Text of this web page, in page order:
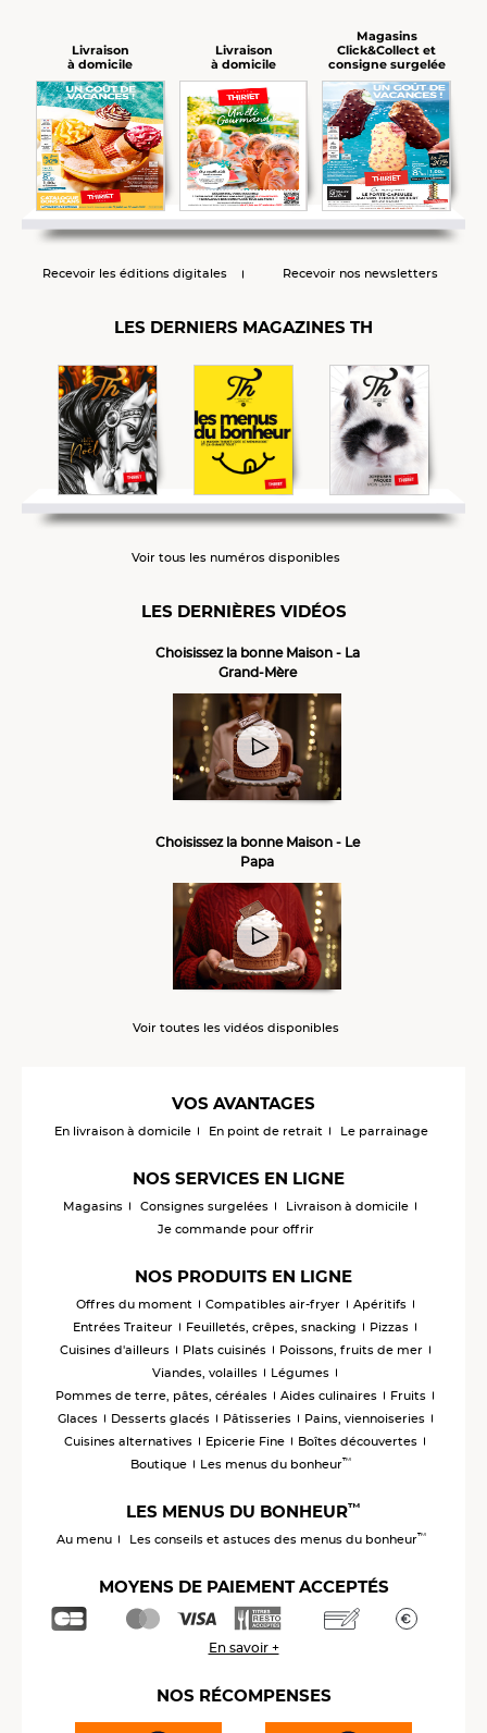
Livraison
à domicile
Livraison
à domicile
Magasins
Click&Collect et
consigne surgelée
Recevoir les éditions digitales Recevoir nos newsletters
LES DERNIERS MAGAZINES TH
Voir tous les numéros disponibles
LES DERNIÈRES VIDÉOS
Choisissez la bonne Maison - La
Grand-Mère
Choisissez la bonne Maison - Le
Papa
Voir toutes les vidéos disponibles
VOS AVANTAGES
En livraison à domicile En point de retrait Le parrainage
NOS SERVICES EN LIGNE
Magasins Consignes surgelées
Livraison à domicile
Je commande pour offrir
NOS PRODUITS EN LIGNE
Offres du moment Compatibles air-fryer
Apéritifs
Entrées Traiteur
Feuilletés, crêpes, snacking
Pizzas
Cuisines d'ailleurs
Plats cuisinés
Poissons, fruits de mer
Viandes, volailles
Légumes
Pommes de terre, pâtes, céréales
Aides culinaires
Fruits
Glaces
Desserts glacés Pâtisseries
Pains, viennoiseries
Cuisines alternatives
Epicerie Fine
Boîtes découvertes
Boutique
Les menus du bonheur™
LES MENUS DU BONHEUR™
Au menu Les conseils et astuces des menus du bonheur™
MOYENS DE PAIEMENT ACCEPTÉS
En savoir +
NOS RÉCOMPENSES